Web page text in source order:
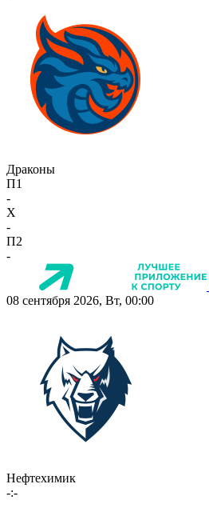
Драконы
П1
-
X
-
П2
-
08 сентября 2026, Вт, 00:00
Нефтехимик
-:-